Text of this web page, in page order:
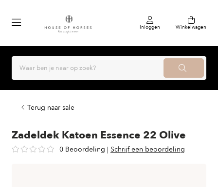
Inloggen Winkelwagen
Terug naar sale
Zadeldek Katoen Essence 22 Olive
0 Beoordeling | Schrijf een beoordeling